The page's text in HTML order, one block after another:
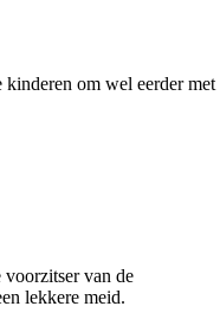
om wel eerder met
van de
lekkere meid.